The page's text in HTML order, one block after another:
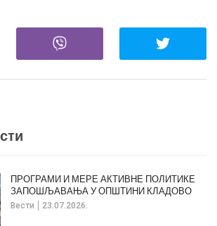
Вести 23.07.2026.
ПРОГРАМИ И МЕРЕ АКТИВНЕ ПОЛИТИКЕ
ЗАПОШЉАВАЊА У ОПШТИНИ КЛАДОВО